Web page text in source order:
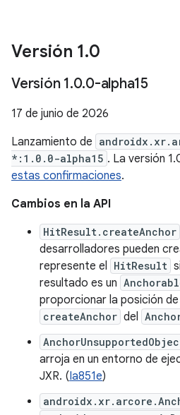
Versión 1.0
Versión 1.0.0-alpha15
17 de junio de 2026
Lanzamiento de
*:1.0.0-alpha15 . La versión
estas confirmaciones.
Cambios en la API
HitResult.createAnchor
desarrolladores pueden
represente el HitResult
resultado es un
proporcionar la posición
createAnchor del
arroja en un entorno de
JXR. (Ia851e)